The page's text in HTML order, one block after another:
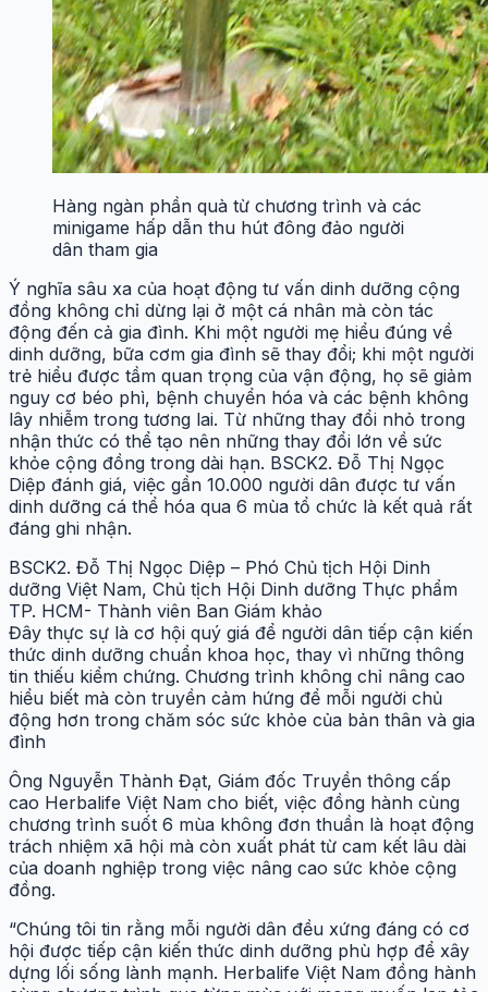
Hàng ngàn phần quà từ chương trình và các
minigame hấp dẫn thu hút đông đảo người
dân tham gia
Ý nghĩa sâu xa của hoạt động tư vấn dinh dưỡng cộng
đồng không chỉ dừng lại ở một cá nhân mà còn tác
động đến cả gia đình. Khi một người mẹ hiểu đúng về
dinh dưỡng, bữa cơm gia đình sẽ thay đổi; khi một người
trẻ hiểu được tầm quan trọng của vận động, họ sẽ giảm
nguy cơ béo phì, bệnh chuyển hóa và các bệnh không
lây nhiễm trong tương lai. Từ những thay đổi nhỏ trong
nhận thức có thể tạo nên những thay đổi lớn về sức
khỏe cộng đồng trong dài hạn. BSCK2. Đỗ Thị Ngọc
Diệp đánh giá, việc gần 10.000 người dân được tư vấn
dinh dưỡng cá thể hóa qua 6 mùa tổ chức là kết quả rất
đáng ghi nhận.
BSCK2. Đỗ Thị Ngọc Diệp – Phó Chủ tịch Hội Dinh
dưỡng Việt Nam, Chủ tịch Hội Dinh dưỡng Thực phẩm
TP. HCM- Thành viên Ban Giám khảo
Đây thực sự là cơ hội quý giá để người dân tiếp cận kiến
thức dinh dưỡng chuẩn khoa học, thay vì những thông
tin thiếu kiểm chứng. Chương trình không chỉ nâng cao
hiểu biết mà còn truyền cảm hứng để mỗi người chủ
động hơn trong chăm sóc sức khỏe của bản thân và gia
đình
Ông Nguyễn Thành Đạt, Giám đốc Truyền thông cấp
cao Herbalife Việt Nam cho biết, việc đồng hành cùng
chương trình suốt 6 mùa không đơn thuần là hoạt động
trách nhiệm xã hội mà còn xuất phát từ cam kết lâu dài
của doanh nghiệp trong việc nâng cao sức khỏe cộng
đồng.
“Chúng tôi tin rằng mỗi người dân đều xứng đáng có cơ
hội được tiếp cận kiến thức dinh dưỡng phù hợp để xây
dựng lối sống lành mạnh. Herbalife Việt Nam đồng hành